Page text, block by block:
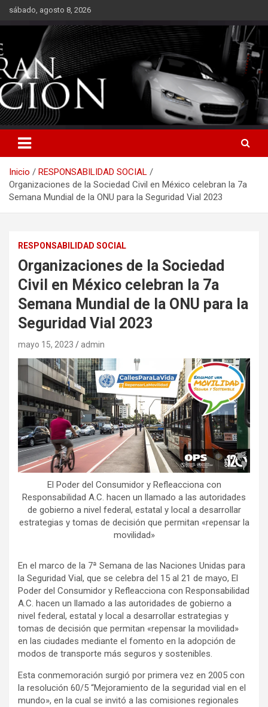
Saltarsábado, agosto 8, 2026
Inicio
RESPONSABILIDAD SOCIAL
Organizaciones de la Sociedad Civil en México celebran la 7a
Semana Mundial de la ONU para la Seguridad Vial 2023
RESPONSABILIDAD SOCIAL
Organizaciones de la Sociedad
Civil en México celebran la 7a
Semana Mundial de la ONU para la
Seguridad Vial 2023
mayo 15, 2023 admin
El Poder del Consumidor y Refleacciona con
Responsabilidad A.C. hacen un llamado a las autoridades
de gobierno a nivel federal, estatal y local a desarrollar
estrategias y tomas de decisión que permitan «repensar la
movilidad»
En el marco de la 7ª Semana de las Naciones Unidas para
la Seguridad Vial, que se celebra del 15 al 21 de mayo, El
Poder del Consumidor y Refleacciona con Responsabilidad
A.C. hacen un llamado a las autoridades de gobierno a
nivel federal, estatal y local a desarrollar estrategias y
tomas de decisión que permitan «repensar la movilidad»
en las ciudades mediante el fomento en la adopción de
modos de transporte más seguros y sostenibles.
Esta conmemoración surgió por primera vez en 2005 con
la resolución 60/5 “Mejoramiento de la seguridad vial en el
mundo», en la cual se invitó a las comisiones regionales